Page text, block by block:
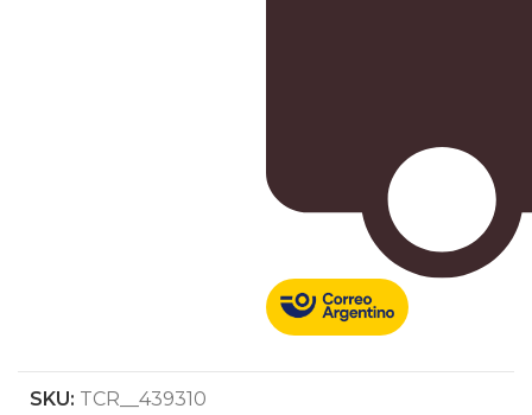
SKU: TCR__439310